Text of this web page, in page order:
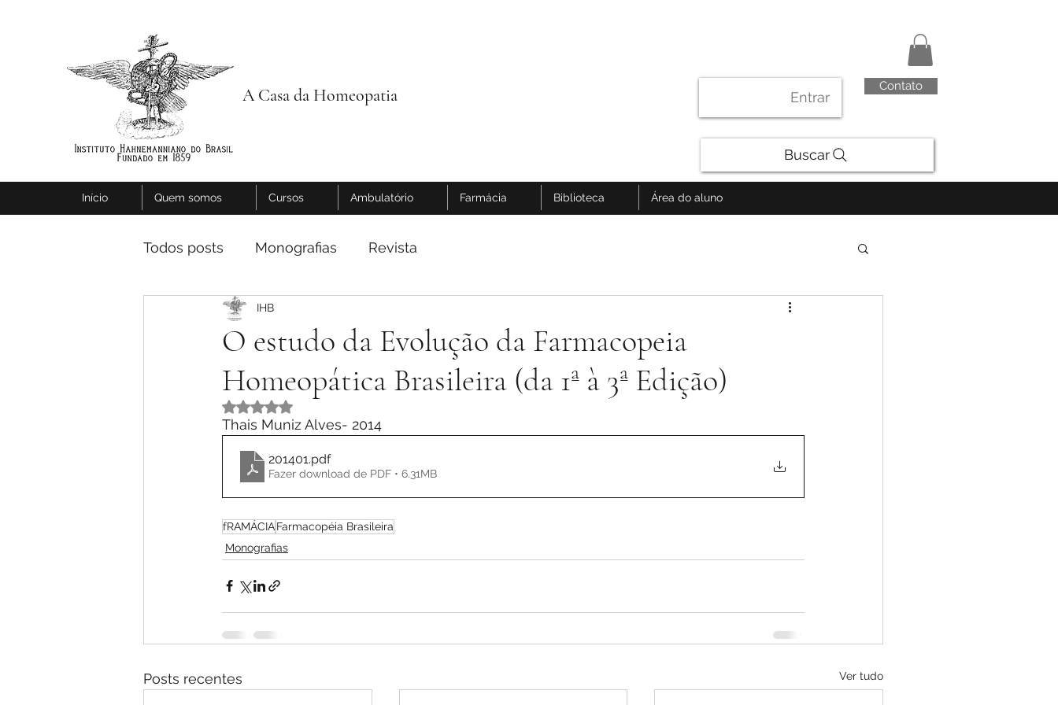
A Casa da Homeopatia Entrar
Contato
Buscar
Início Quem somos Cursos Ambulatório Farmácia Biblioteca Área do aluno
Todos posts Monografias Revista
O estudo da Evolução da Farmacopeia
Homeopática Brasileira (da 1ª à 3ª Edição)
IHB
Avaliado com NaN de 5 estrelas.
Thais Muniz Alves- 2014
201401.pdf
Fazer download de PDF • 6.31MB
fRAMÁCIAFarmacopéia Brasileira
Monografias
Posts recentes Ver tudo